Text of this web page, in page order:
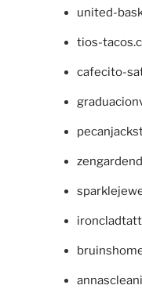
united-
tios-
cafecito-